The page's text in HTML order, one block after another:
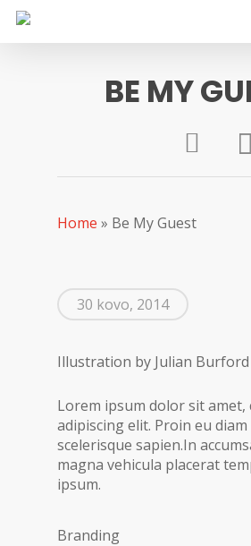
Skip
main
BE MY
Home » Be My Guest
30 kovo, 2014
Illustration by Julian Burford
Lorem ipsum dolor sit amet,
adipiscing elit. Proin eu
scelerisque sapien.In
magna vehicula placerat
ipsum.
Branding